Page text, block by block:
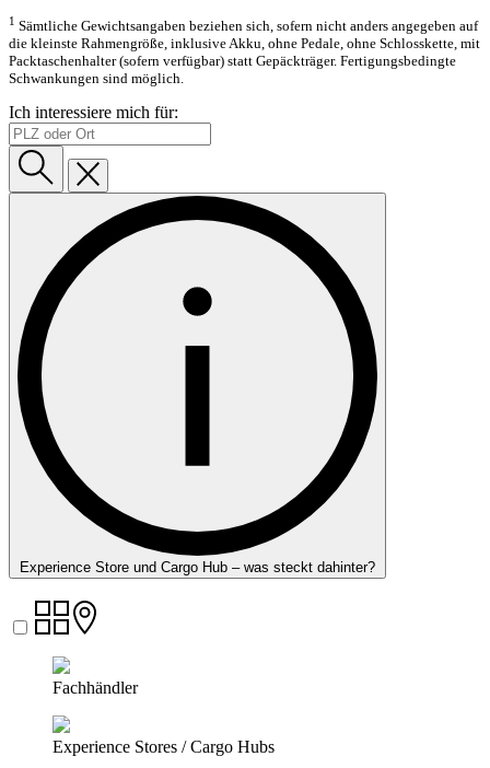
1 Sämtliche Gewichtsangaben beziehen sich, sofern nicht anders angegeben auf
die kleinste Rahmengröße, inklusive Akku, ohne Pedale, ohne Schlosskette, mit
Packtaschenhalter (sofern verfügbar) statt Gepäckträger. Fertigungsbedingte
Schwankungen sind möglich.
Ich interessiere mich für:
Experience Store und Cargo Hub – was steckt dahinter?
Fachhändler
Experience Stores / Cargo Hubs